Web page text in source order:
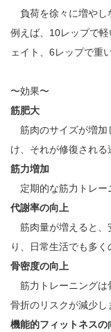
負荷を徐々に増やし
例えば、10レップで
ェイト、6レップで重
〜効果〜
筋肥大
筋肉のサイズが増加
け、それが修復される
筋力増加
定期的な筋力トレー
代謝率の向上
筋肉量が増えると、
り、日常生活でも多く
骨密度の向上
筋力トレーニングは
骨折のリスクが減少し
機能的フィットネスの